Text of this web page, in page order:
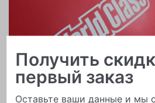
Получить
первый заказ
Оставьте ваши данные и мы